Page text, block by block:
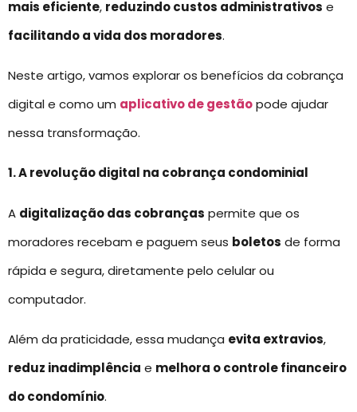
mais eficiente, reduzindo custos administrativos e
facilitando a vida dos moradores.
Neste artigo, vamos explorar os benefícios da cobrança
digital e como um aplicativo de gestãopode ajudar
nessa transformação.
1. A revolução digital na cobrança condominial
A digitalização das cobranças permite que os
moradores recebam e paguem seus boletos de forma
rápida e segura, diretamente pelo celular ou
computador.
Além da praticidade, essa mudança evita extravios,
reduz inadimplência e melhora o controle financeiro
do condomínio.